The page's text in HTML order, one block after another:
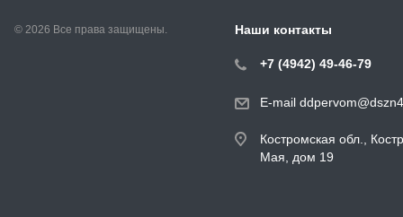
© 2026 Все права защищены. Наши контакты
+7 (4942) 49-46-79
E-mail
Костромская обл.,
Мая, дом 19